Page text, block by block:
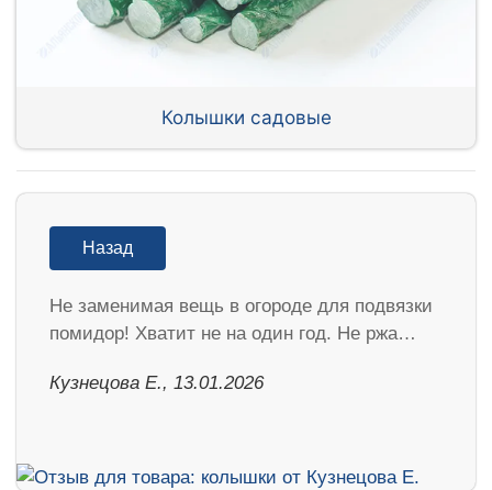
Колышки садовые
Назад
Не заменимая вещь в огороде для подвязки
помидор! Хватит не на один год. Не ржа…
Кузнецова Е., 13.01.2026